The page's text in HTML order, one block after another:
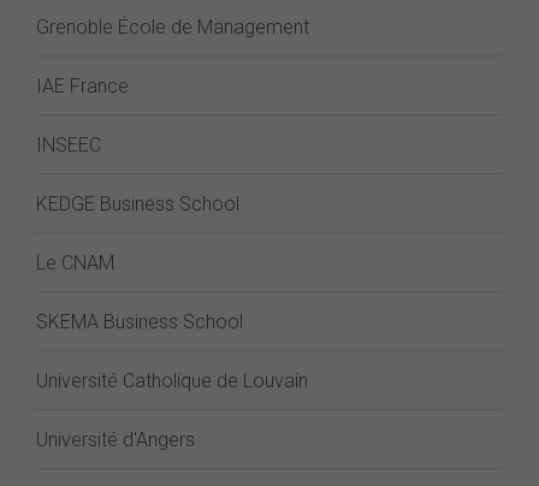
Grenoble École de Management
IAE France
INSEEC
KEDGE Business School
Le CNAM
SKEMA Business School
Université Catholique de Louvain
Université d'Angers